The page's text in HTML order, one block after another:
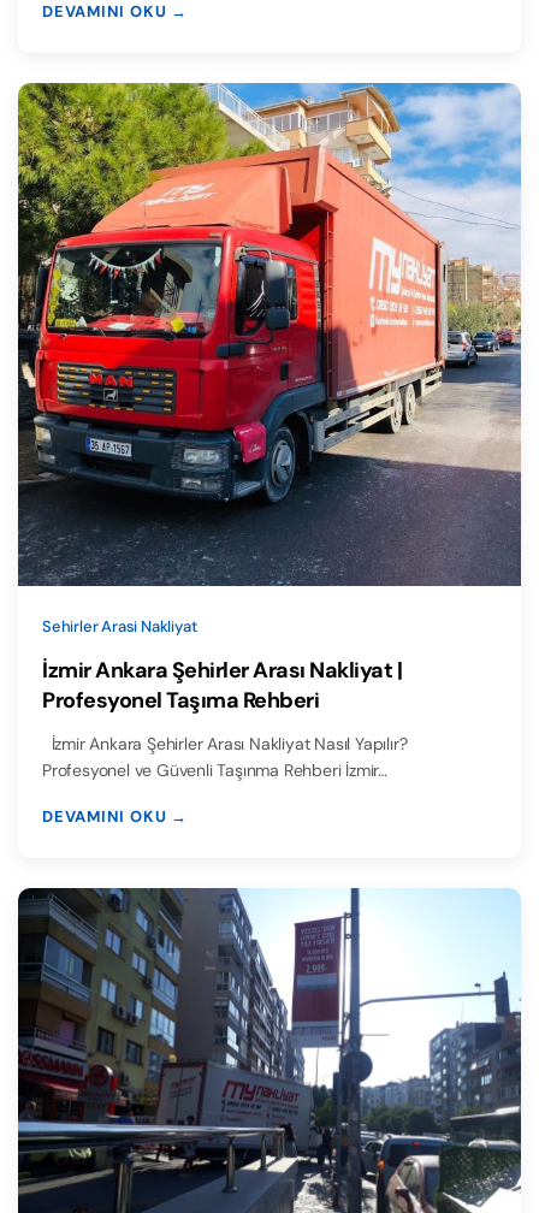
DEVAMINI OKU →
Sehirler Arasi Nakliyat
İzmir Ankara Şehirler Arası Nakliyat |
Profesyonel Taşıma Rehberi
İzmir Ankara Şehirler Arası Nakliyat Nasıl Yapılır?
Profesyonel ve Güvenli Taşınma Rehberi İzmir…
DEVAMINI OKU →